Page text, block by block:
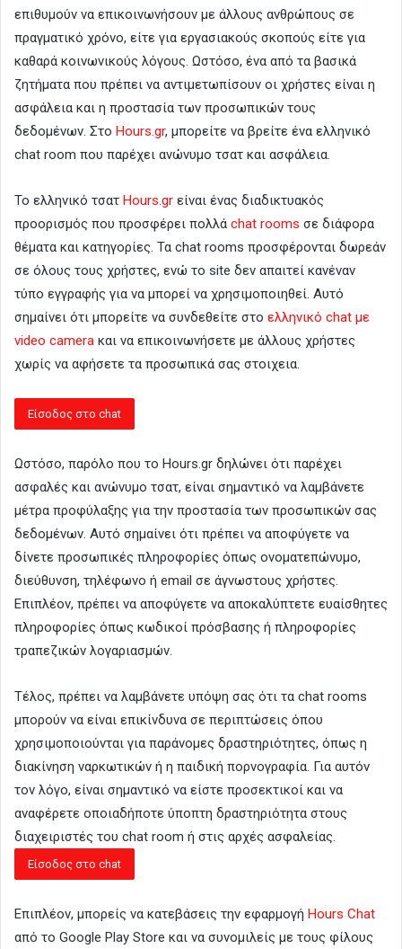
επιθυμούν να επικοινωνήσουν με άλλους ανθρώπους σε
πραγματικό χρόνο, είτε για εργασιακούς σκοπούς είτε για
καθαρά κοινωνικούς λόγους. Ωστόσο, ένα από τα βασικά
ζητήματα που πρέπει να αντιμετωπίσουν οι χρήστες είναι η
ασφάλεια και η προστασία των προσωπικών τους
δεδομένων. Στο Hours.gr, μπορείτε να βρείτε ένα ελληνικό
chat room που παρέχει ανώνυμο τσατ και ασφάλεια.
Το ελληνικό τσατ Hours.gr είναι ένας διαδικτυακός
προορισμός που προσφέρει πολλά chat rooms σε διάφορα
θέματα και κατηγορίες. Τα chat rooms προσφέρονται δωρεάν
σε όλους τους χρήστες, ενώ το site δεν απαιτεί κανέναν
τύπο εγγραφής για να μπορεί να χρησιμοποιηθεί. Αυτό
σημαίνει ότι μπορείτε να συνδεθείτε στο ελληνικό chat με
video camera και να επικοινωνήσετε με άλλους χρήστες
χωρίς να αφήσετε τα προσωπικά σας στοιχεια.
Ωστόσο, παρόλο που το Hours.gr δηλώνει ότι παρέχει
ασφαλές και ανώνυμο τσατ, είναι σημαντικό να λαμβάνετε
μέτρα προφύλαξης για την προστασία των προσωπικών σας
δεδομένων. Αυτό σημαίνει ότι πρέπει να αποφύγετε να
δίνετε προσωπικές πληροφορίες όπως ονοματεπώνυμο,
διεύθυνση, τηλέφωνο ή email σε άγνωστους χρήστες.
Επιπλέον, πρέπει να αποφύγετε να αποκαλύπτετε ευαίσθητες
πληροφορίες όπως κωδικοί πρόσβασης ή πληροφορίες
τραπεζικών λογαριασμών.
Τέλος, πρέπει να λαμβάνετε υπόψη σας ότι τα chat rooms
μπορούν να είναι επικίνδυνα σε περιπτώσεις όπου
χρησιμοποιούνται για παράνομες δραστηριότητες, όπως η
διακίνηση ναρκωτικών ή η παιδική πορνογραφία. Για αυτόν
τον λόγο, είναι σημαντικό να είστε προσεκτικοί και να
αναφέρετε οποιαδήποτε ύποπτη δραστηριότητα στους
διαχειριστές του chat room ή στις αρχές ασφαλείας.
Επιπλέον, μπορείς να κατεβάσεις την εφαρμογή Hours Chat
από το Google Play Store και να συνομιλείς με τους φίλους